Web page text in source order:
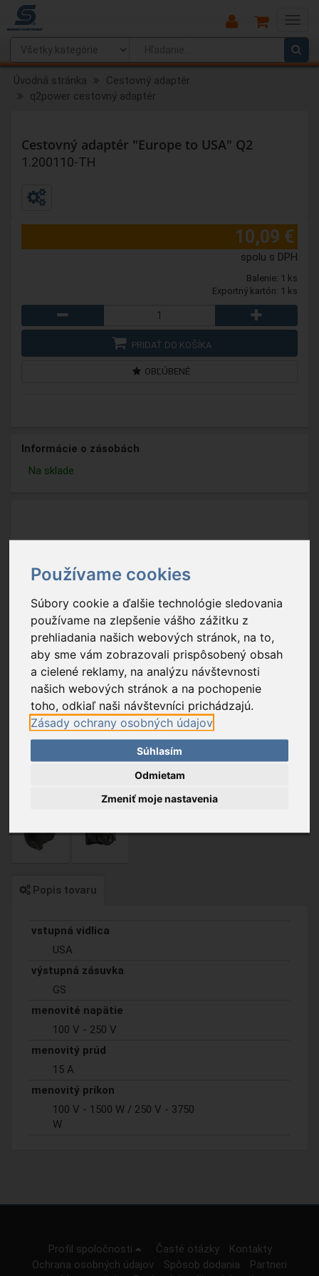
Používame cookies
Súbory cookie a ďalšie technológie sledovania
používame na zlepšenie vášho zážitku z
prehliadania našich webových stránok, na to,
aby sme vám zobrazovali prispôsobený obsah
a cielené reklamy, na analýzu návštevnosti
našich webových stránok a na pochopenie
toho, odkiaľ naši návštevníci prichádzajú.
Zásady ochrany osobných údajov
Súhlasím
Odmietam
Zmeniť moje nastavenia
Main
Menu
Úvodná stránka
Cestovný adaptér
q2power cestovný adaptér
Cestovný adaptér "Europe to USA" Q2
1.200110-TH
10,09 €
spolu s DPH
Balenie: 1 ks
Exportný kartón: 1 ks
PRIDAŤ DO KOŠÍKA
OBĽÚBENÉ
Informácie o zásobách
Na sklade
Popis tovaru
vstupná vidlica
USA
výstupná zásuvka
GS
menovité napätie
100 V - 250 V
menovitý prúd
15 A
menovitý príkon
100 V - 1500 W / 250 V - 3750
W
Profil spoločnosti Časté otázky
Kontakty
Ochrana osobných údajov
Spôsob dodania
Partneri